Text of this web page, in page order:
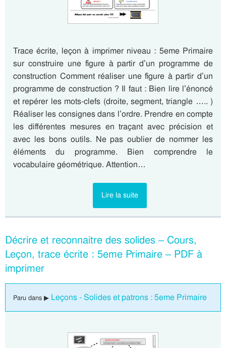
Trace écrite, leçon à imprimer niveau : 5eme Primaire
sur construire une figure à partir d’un programme de
construction Comment réaliser une figure à partir d’un
programme de construction ? Il faut : Bien lire l’énoncé
et repérer les mots-clefs (droite, segment, triangle ….. )
Réaliser les consignes dans l’ordre. Prendre en compte
les différentes mesures en traçant avec précision et
avec les bons outils. Ne pas oublier de nommer les
éléments du programme. Bien comprendre le
vocabulaire géométrique. Attention…
Lire la suite
Décrire et reconnaitre des solides – Cours,
Leçon, trace écrite : 5eme Primaire – PDF à
imprimer
Paru dans ▶ Leçons - Solides et patrons : 5eme Primaire